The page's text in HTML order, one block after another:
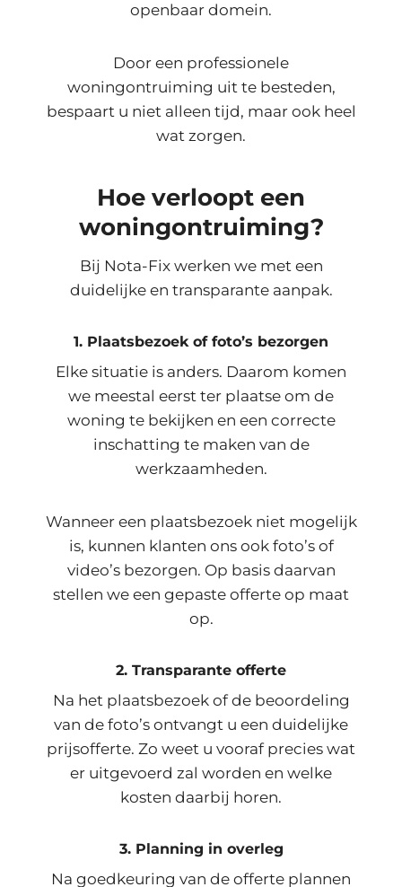
openbaar domein.
Door een professionele
woningontruiming uit te besteden,
bespaart u niet alleen tijd, maar ook heel
wat zorgen.
Hoe verloopt een
woningontruiming?
Bij Nota-Fix werken we met een
duidelijke en transparante aanpak.
1. Plaatsbezoek of foto’s bezorgen
Elke situatie is anders. Daarom komen
we meestal eerst ter plaatse om de
woning te bekijken en een correcte
inschatting te maken van de
werkzaamheden.
Wanneer een plaatsbezoek niet mogelijk
is, kunnen klanten ons ook foto’s of
video’s bezorgen. Op basis daarvan
stellen we een gepaste offerte op maat
op.
2. Transparante offerte
Na het plaatsbezoek of de beoordeling
van de foto’s ontvangt u een duidelijke
prijsofferte. Zo weet u vooraf precies wat
er uitgevoerd zal worden en welke
kosten daarbij horen.
3. Planning in overleg
Na goedkeuring van de offerte plannen